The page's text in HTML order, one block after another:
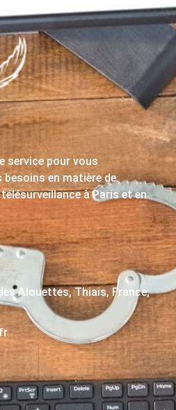
service pour vous
besoins en matière de
à Paris et en
Alouettes, Thiais, France,